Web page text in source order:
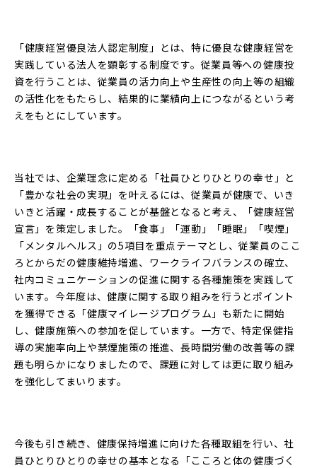
「健康経営優良法人認定制度」とは、特に優良な健康経営を
実践している法人を顕彰する制度です。従業員等への健康投
資を行うことは、従業員の活力向上や生産性の向上等の組織
の活性化をもたらし、結果的に業績向上につながるという考
えをもとにしています。
当社では、企業理念に定める「社員ひとりひとりの幸せ」と
「豊かな社会の実現」を叶えるには、従業員が健康で、いき
いきと活躍・成長することが基盤となると考え、「健康経営
宣言」を策定しました。「食事」「運動」「睡眠」「喫煙」
「メンタルヘルス」の5項目を重点テーマとし、従業員のここ
ろとからだの健康維持増進、ワークライフバランスの確立、
社内コミュニケーションの促進に関する各種施策を実践して
います。今年度は、健康に関する取り組みを行うとポイント
を獲得できる「健康マイレージプログラム」も新たに開始
し、健康施策への参加を促しています。一方で、特定保健指
導の実施率向上や禁煙施策の推進、長時間労働の改善等の課
題も明らかになりましたので、課題に対しては更に取り組み
を強化してまいります。
今後も引き続き、健康保持増進に向けた各種取組を行い、社
員ひとりひとりの幸せの基本となる「こころと体の健康づく